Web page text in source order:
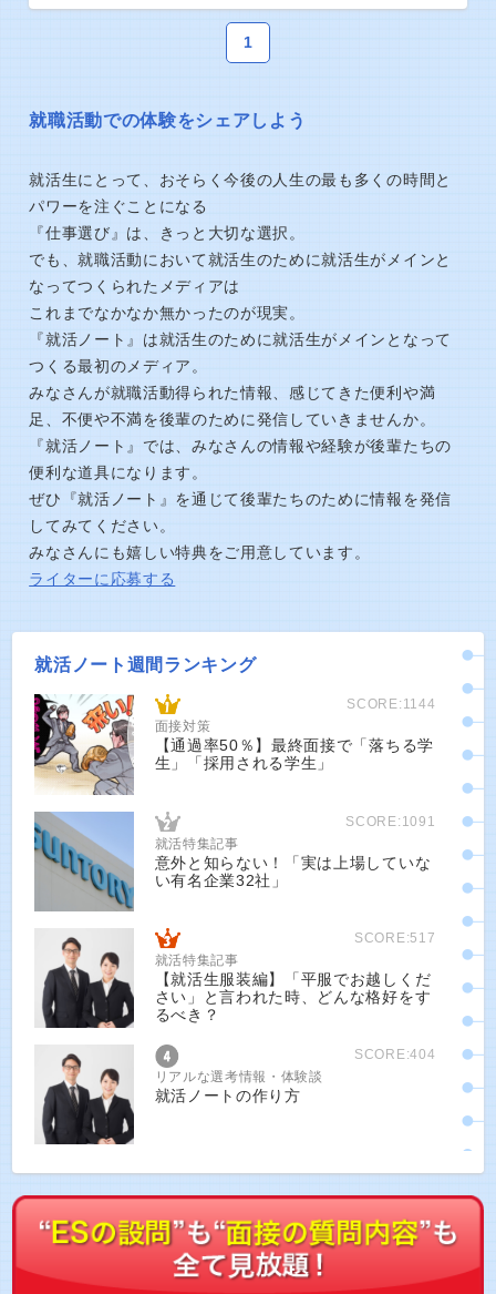
1
就職活動での体験をシェアしよう
就活生にとって、おそらく今後の人生の最も多くの時間と
パワーを注ぐことになる
『仕事選び』は、きっと大切な選択。
でも、就職活動において就活生のために就活生がメインと
なってつくられたメディアは
これまでなかなか無かったのが現実。
『就活ノート』は就活生のために就活生がメインとなって
つくる最初のメディア。
みなさんが就職活動得られた情報、感じてきた便利や満
足、不便や不満を後輩のために発信していきませんか。
『就活ノート』では、みなさんの情報や経験が後輩たちの
便利な道具になります。
ぜひ『就活ノート』を通じて後輩たちのために情報を発信
してみてください。
みなさんにも嬉しい特典をご用意しています。
ライターに応募する
就活ノート週間ランキング
SCORE:1144
面接対策
【通過率50％】最終面接で「落ちる学
生」「採用される学生」
SCORE:1091
就活特集記事
意外と知らない！「実は上場していな
い有名企業32社」
SCORE:517
就活特集記事
【就活生服装編】「平服でお越しくだ
さい」と言われた時、どんな格好をす
るべき？
SCORE:404
リアルな選考情報・体験談
就活ノートの作り方